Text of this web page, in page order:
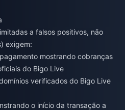
a falsos positivos, não
exigem:
mostrando cobranças
do Bigo Live
verificados do Bigo Live
o início da transação a